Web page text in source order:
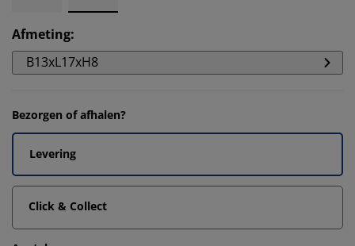
Afmeting:
B13xL17xH8
Bezorgen of afhalen?
Levering
Click & Collect